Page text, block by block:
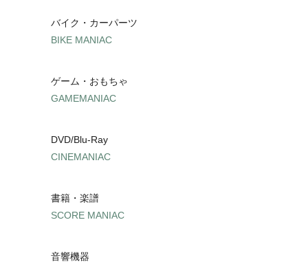
バイク・カーパーツ
BIKE MANIAC
ゲーム・おもちゃ
GAMEMANIAC
DVD/Blu-Ray
CINEMANIAC
書籍・楽譜
SCORE MANIAC
音響機器